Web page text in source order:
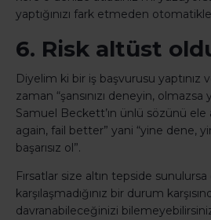
yaptığınızı fark etmeden
6. Risk altüst
Diyelim ki bir iş başvurusu yaptınız
zaman “şansınızı deneyin,
Samuel Beckett’ın ünlü sözünü ele
again, fail better” yani “yine dene,
başarısız ol”.
Fırsatlar size altın tepside
karşılaşmadığınız bir durum
davranabileceğinizi